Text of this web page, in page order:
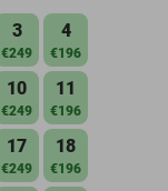
3
€249
4
€196
10
€249
11
€196
17
€249
18
€196